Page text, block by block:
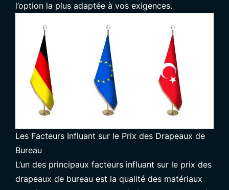
l’option la plus adaptée à vos exigences.
Les Facteurs Influant sur le Prix des Drapeaux de
Bureau
L’un des principaux facteurs influant sur le prix des
drapeaux de bureau est la qualité des matériaux